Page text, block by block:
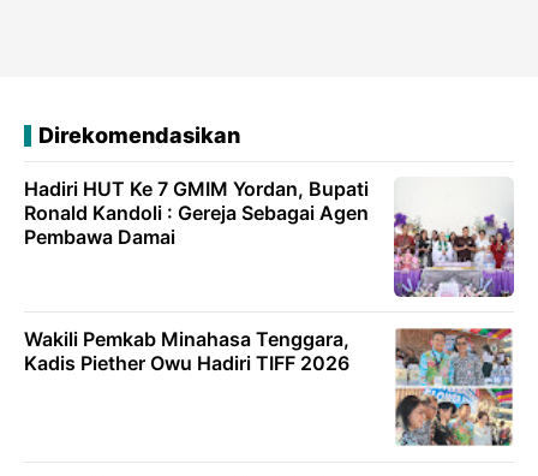
Direkomendasikan
Hadiri HUT Ke 7 GMIM Yordan, Bupati
Ronald Kandoli : Gereja Sebagai Agen
Pembawa Damai
Wakili Pemkab Minahasa Tenggara,
Kadis Piether Owu Hadiri TIFF 2026